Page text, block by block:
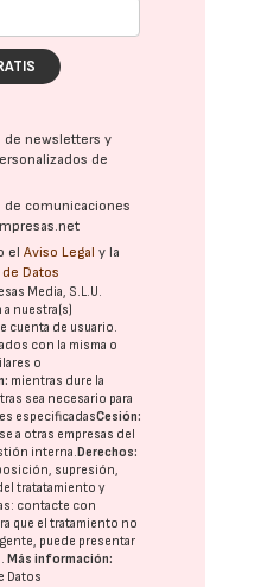
de newsletters y
de
comunicaciones
elAviso Legal y la
Datos
Media, S.L.U.
nuestra(s)
cuenta de usuario.
con la misma o
o
mientras dure la
sea necesario para
especificadasCesión:
a otras empresas del
interna. Derechos:
supresión,
tratatamiento y
contacte con
que el tratamiento no
puede presentar
. Más información:
Datos